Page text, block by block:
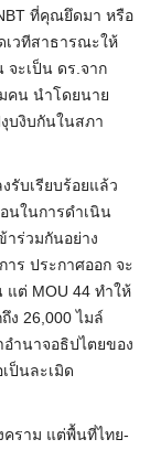
ที่คุณยึดมา หรือ
เวทีสาธารณะให้
ะเป็น​ ดร.จาก
คน นำโดยนาย
บงิบกันในสภา
รับเรียบร้อย​แล้ว​
นในการดำเนิน
ร่วมกันอย่าง
ร​ ประกาศออก​ จะ
แต่​ MOU​ 44​ ทำให้
ง 26,000 ไมล์
ำนาจอธิปไตยของ
ป็นละเมิด
คราม​ แต่พื้นที่ไทย-